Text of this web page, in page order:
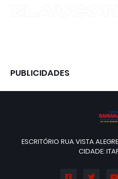
PUBLICIDADES
ESCRITÓRIO RUA VISTA
CIDADE: